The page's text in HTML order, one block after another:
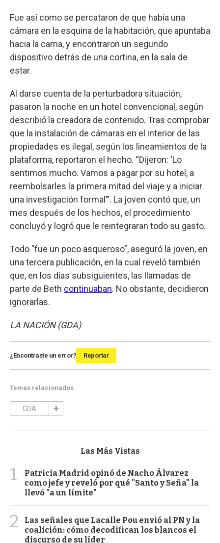
Fue así como se percataron de que había una
cámara en la esquina de la habitación, que apuntaba
hacia la cama, y encontraron un segundo
dispositivo detrás de una cortina, en la sala de
estar.
Al darse cuenta de la perturbadora situación,
pasaron la noche en un hotel convencional, según
describió la creadora de contenido. Tras comprobar
que la instalación de cámaras en el interior de las
propiedades es ilegal, según los lineamientos de la
plataforma, reportaron el hecho. “Dijeron: ‘Lo
sentimos mucho. Vamos a pagar por su hotel, a
reembolsarles la primera mitad del viaje y a iniciar
una investigación formal’”. La joven contó que, un
mes después de los hechos, el procedimiento
concluyó y logró que le reintegraran todo su gasto.
Todo "fue un poco asqueroso”, aseguró la joven, en
una tercera publicación, en la cual reveló también
que, en los días subsiguientes, las llamadas de
parte de Beth continuaban. No obstante, decidieron
ignorarlas.
LA NACIÓN (GDA)
¿Encontraste un error? Reportar
Temas relacionados
GDA
Las Más Vistas
1
Patricia Madrid opinó de Nacho Álvarez
como jefe y reveló por qué "Santo y Seña" la
llevó "a un límite"
2
Las señales que Lacalle Pou envió al PN y la
coalición: cómo decodifican los blancos el
discurso de su líder